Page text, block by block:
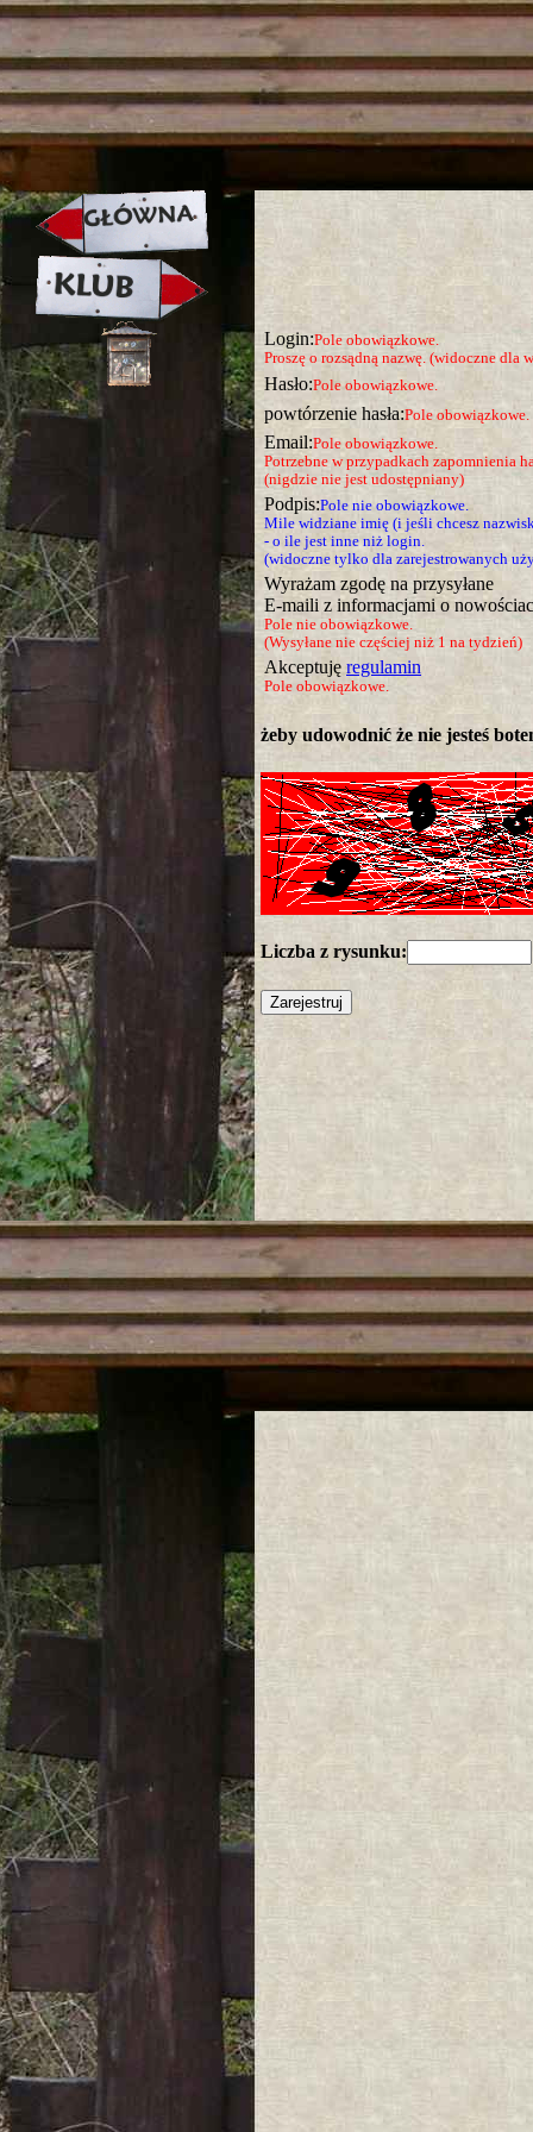
strona w naprawie zapraszamy
Login:Pole obowiązkowe.
Proszę o rozsądną nazwę. (widoczne dla
Hasło:Pole obowiązkowe.
powtórzenie hasła:Pole obowiązkowe.
Email:Pole obowiązkowe.
Potrzebne w przypadkach zapomnienia
(nigdzie nie jest udostępniany)
Podpis:Pole nie obowiązkowe.
Mile widziane imię (i jeśli chcesz
- o ile jest inne niż login.
(widoczne tylko dla zarejestrowanych
Wyrażam zgodę na przysyłane
E-maili z informacjami o
Pole nie obowiązkowe.
(Wysyłane nie częściej niż 1 na tydzień)
Akceptuję regulamin
Pole obowiązkowe.
żeby udowodnić że nie jesteś
Liczba z rysunku: